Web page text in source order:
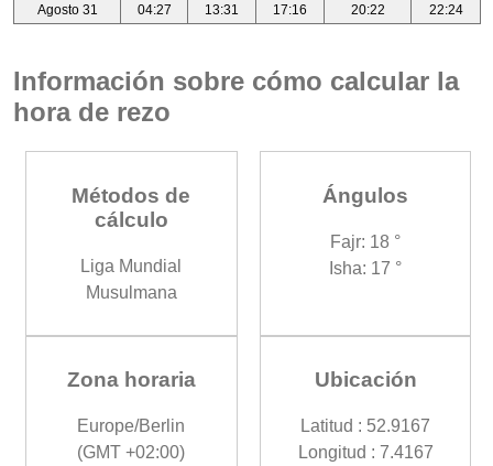
Agosto 31
04:27 13:31 17:16 20:22 22:24
Información sobre cómo calcular la
hora de rezo
Métodos de
cálculo
Liga Mundial
Musulmana
Ángulos
Fajr: 18 °
Isha: 17 °
Zona horaria
Europe/Berlin
(GMT +02:00)
Ubicación
Latitud : 52.9167
Longitud : 7.4167